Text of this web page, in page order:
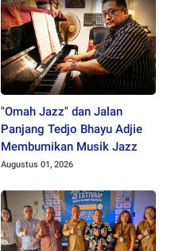
"Omah Jazz" dan Jalan
Panjang Tedjo Bhayu Adjie
Membumikan Musik Jazz
Augustus 01, 2026